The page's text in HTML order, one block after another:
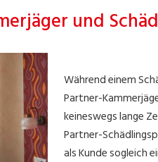
und
Während einem
Partner-
keineswegs lange
Partner-
als Kunde sogleich